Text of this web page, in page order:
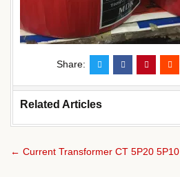
Share:
Related Articles
Navigasi
← Current Transformer CT 5P20 5P10